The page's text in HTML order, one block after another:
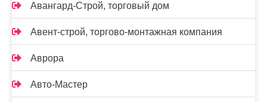
Авангард-Строй, торговый дом
Авент-строй, торгово-монтажная компания
Аврора
Авто-Мастер